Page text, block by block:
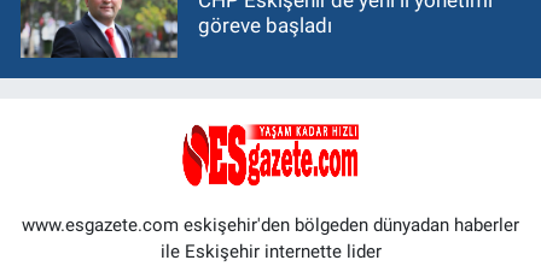
göreve başladı
www.esgazete.com eskişehir'den bölgeden dünyadan haberler
ile Eskişehir internette lider